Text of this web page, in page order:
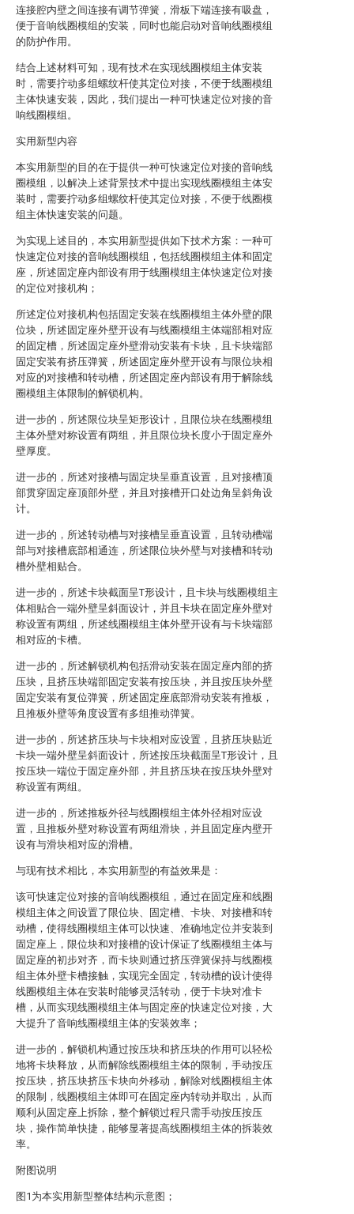
连接腔内壁之间连接有调节弹簧，滑板下端连接有吸盘，
便于音响线圈模组的安装，同时也能启动对音响线圈模组
的防护作用。
结合上述材料可知，现有技术在实现线圈模组主体安装
时，需要拧动多组螺纹杆使其定位对接，不便于线圈模组
主体快速安装，因此，我们提出一种可快速定位对接的音
响线圈模组。
实用新型内容
本实用新型的目的在于提供一种可快速定位对接的音响线
圈模组，以解决上述背景技术中提出实现线圈模组主体安
装时，需要拧动多组螺纹杆使其定位对接，不便于线圈模
组主体快速安装的问题。
为实现上述目的，本实用新型提供如下技术方案：一种可
快速定位对接的音响线圈模组，包括线圈模组主体和固定
座，所述固定座内部设有用于线圈模组主体快速定位对接
的定位对接机构；
所述定位对接机构包括固定安装在线圈模组主体外壁的限
位块，所述固定座外壁开设有与线圈模组主体端部相对应
的固定槽，所述固定座外壁滑动安装有卡块，且卡块端部
固定安装有挤压弹簧，所述固定座外壁开设有与限位块相
对应的对接槽和转动槽，所述固定座内部设有用于解除线
圈模组主体限制的解锁机构。
进一步的，所述限位块呈矩形设计，且限位块在线圈模组
主体外壁对称设置有两组，并且限位块长度小于固定座外
壁厚度。
进一步的，所述对接槽与固定块呈垂直设置，且对接槽顶
部贯穿固定座顶部外壁，并且对接槽开口处边角呈斜角设
计。
进一步的，所述转动槽与对接槽呈垂直设置，且转动槽端
部与对接槽底部相通连，所述限位块外壁与对接槽和转动
槽外壁相贴合。
进一步的，所述卡块截面呈T形设计，且卡块与线圈模组主
体相贴合一端外壁呈斜面设计，并且卡块在固定座外壁对
称设置有两组，所述线圈模组主体外壁开设有与卡块端部
相对应的卡槽。
进一步的，所述解锁机构包括滑动安装在固定座内部的挤
压块，且挤压块端部固定安装有按压块，并且按压块外壁
固定安装有复位弹簧，所述固定座底部滑动安装有推板，
且推板外壁等角度设置有多组推动弹簧。
进一步的，所述挤压块与卡块相对应设置，且挤压块贴近
卡块一端外壁呈斜面设计，所述按压块截面呈T形设计，且
按压块一端位于固定座外部，并且挤压块在按压块外壁对
称设置有两组。
进一步的，所述推板外径与线圈模组主体外径相对应设
置，且推板外壁对称设置有两组滑块，并且固定座内壁开
设有与滑块相对应的滑槽。
与现有技术相比，本实用新型的有益效果是：
该可快速定位对接的音响线圈模组，通过在固定座和线圈
模组主体之间设置了限位块、固定槽、卡块、对接槽和转
动槽，使得线圈模组主体可以快速、准确地定位并安装到
固定座上，限位块和对接槽的设计保证了线圈模组主体与
固定座的初步对齐，而卡块则通过挤压弹簧保持与线圈模
组主体外壁卡槽接触，实现完全固定，转动槽的设计使得
线圈模组主体在安装时能够灵活转动，便于卡块对准卡
槽，从而实现线圈模组主体与固定座的快速定位对接，大
大提升了音响线圈模组主体的安装效率；
进一步的，解锁机构通过按压块和挤压块的作用可以轻松
地将卡块释放，从而解除线圈模组主体的限制，手动按压
按压块，挤压块挤压卡块向外移动，解除对线圈模组主体
的限制，线圈模组主体即可在固定座内转动并取出，从而
顺利从固定座上拆除，整个解锁过程只需手动按压按压
块，操作简单快捷，能够显著提高线圈模组主体的拆装效
率。
附图说明
图1为本实用新型整体结构示意图；